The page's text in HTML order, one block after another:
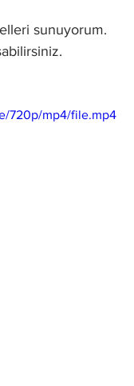
sunuyorum.
720p/mp4/file.mp4